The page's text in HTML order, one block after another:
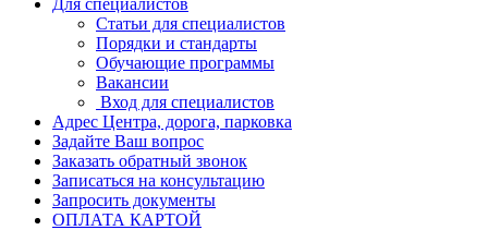
Для специалистов
Статьи для специалистов
Порядки и стандарты
Обучающие программы
Вакансии
Вход для специалистов
Адрес Центра, дорога, парковка
Задайте Ваш вопрос
Заказать обратный звонок
Записаться на консультацию
Запросить документы
ОПЛАТА КАРТОЙ